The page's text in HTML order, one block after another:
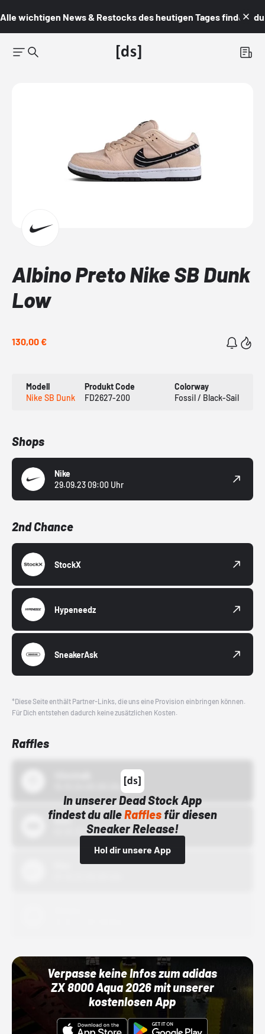
Alle wichtigen News & Restocks des heutigen Tages findest du
Albino Preto Nike SB Dunk
Low
130,00 €
Modell
Nike SB Dunk
Produkt Code
FD2627-200
Colorway
Fossil / Black-Sail
Shops
Nike
29.09.23 09:00 Uhr
2nd Chance
StockX
Hypeneedz
SneakerAsk
*Diese Seite enthält Partner-Links, die uns eine Provision einbringen können.
Für Dich entstehen dadurch keine zusätzlichen Kosten.
Raffles
In unserer Dead Stock App
findest du alleRafflesfür diesen
Sneaker Release!
Hol dir unsere App
Bstn
01.10.22 00:00 Uhr
Verpasse keine Infos zum adidas
ZX 8000 Aqua 2026 mit unserer
kostenlosen App